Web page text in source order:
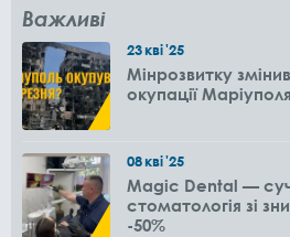
Важливі
23кві'25
Мінрозвитку
окупації Маріуполя
08кві'25
Magic Dental —
стоматологія зі
-50%